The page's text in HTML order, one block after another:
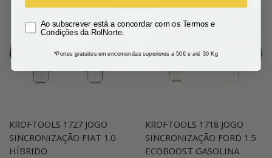
KROFTOOLS 1727 JOGO
SINCRONIZAÇÃO FIAT 1.0
HÍBRIDO
KROFTOOLS 1718 JOGO
SINCRONIZAÇÃO FORD 1.5
ECOBOOST GASOLINA
Ao subscrever está a concordar com os Termos e
Condições da RolNorte.
*Portes gratuitos em encomendas superiores a 50€ e até 30 Kg